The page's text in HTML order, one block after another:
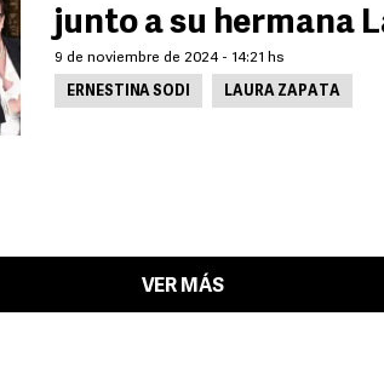
junto a su hermana
9 de noviembre de 2024 - 14:21 hs
ERNESTINA SODI LAURA ZAPATA
VER MÁS